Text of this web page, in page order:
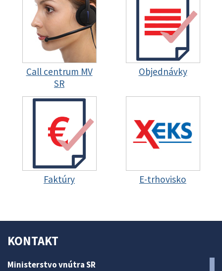
Call centrum MV
SR
Objednávky
Faktúry E-trhovisko
KONTAKT
Ministerstvo vnútra SR